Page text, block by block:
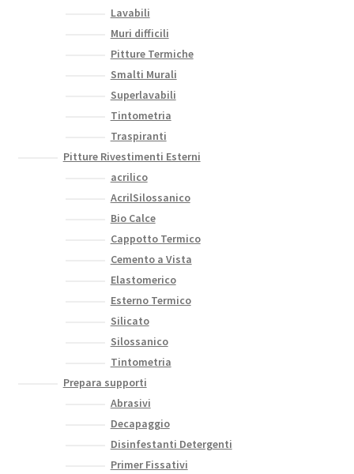
Lavabili
Muri difficili
Pitture Termiche
Smalti Murali
Superlavabili
Tintometria
Traspiranti
Pitture Rivestimenti Esterni
acrilico
AcrilSilossanico
Bio Calce
Cappotto Termico
Cemento a Vista
Elastomerico
Esterno Termico
Silicato
Silossanico
Tintometria
Prepara supporti
Abrasivi
Decapaggio
Disinfestanti Detergenti
Primer Fissativi